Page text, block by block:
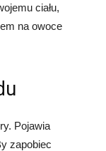
ciału,
na owoce
Pojawia
zapobiec